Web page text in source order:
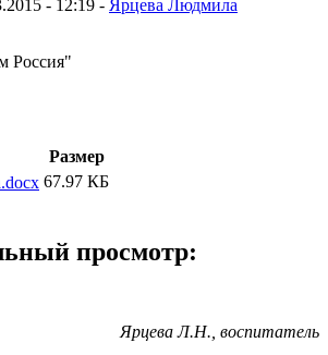
- 12:19 - Ярцева Людмила
Россия"
Размер
67.97 КБ
просмотр:
Ярцева Л.Н., воспитатель